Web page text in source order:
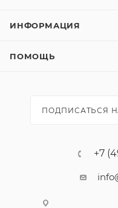
ИНФОРМАЦИЯ
ПОМОЩЬ
ПОДПИСАТЬСЯ
+7